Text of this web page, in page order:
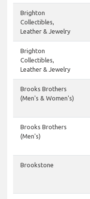
Brighton
Collectibles,
Leather & Jewelry
Brighton
Collectibles,
Leather & Jewelry
Brooks Brothers
(Men's & Women's)
Brooks Brothers
(Men's)
Brookstone